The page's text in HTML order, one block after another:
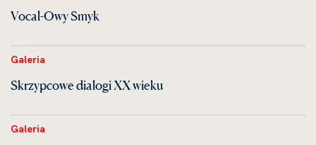
Vocal-Owy Smyk
Galeria
Skrzypcowe dialogi XX wieku
Galeria